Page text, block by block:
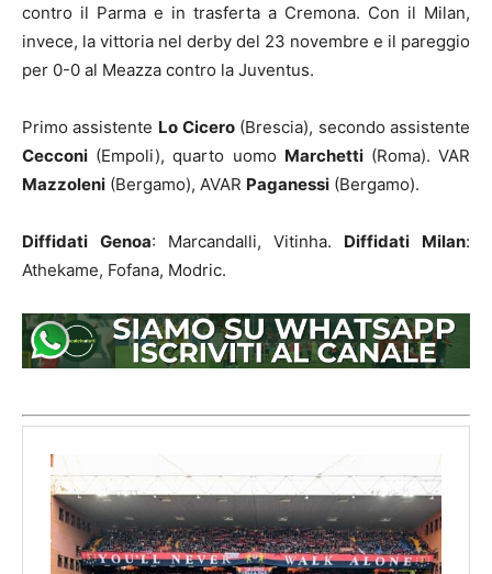
contro il Parma e in trasferta a Cremona. Con il Milan,
invece, la vittoria nel derby del 23 novembre e il pareggio
per 0-0 al Meazza contro la Juventus.
Primo assistente Lo Cicero (Brescia), secondo assistente
Cecconi (Empoli), quarto uomo Marchetti(Roma). VAR
Mazzoleni (Bergamo), AVAR Paganessi (Bergamo).
Diffidati Genoa: Marcandalli, Vitinha. Diffidati Milan:
Athekame, Fofana, Modric.